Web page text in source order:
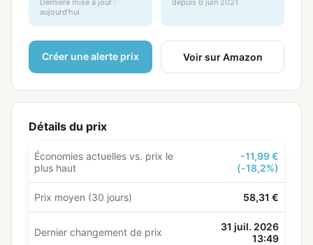
Dernière mise à jour :
aujourd'hui
depuis 6 juin 2021
Créer une alerte prix Voir sur Amazon
Détails du prix
Économies actuelles vs. prix le
plus haut
-11,99 €
(-18,2%)
Prix moyen (30 jours) 58,31 €
Dernier changement de prix
31 juil. 2026
13:49